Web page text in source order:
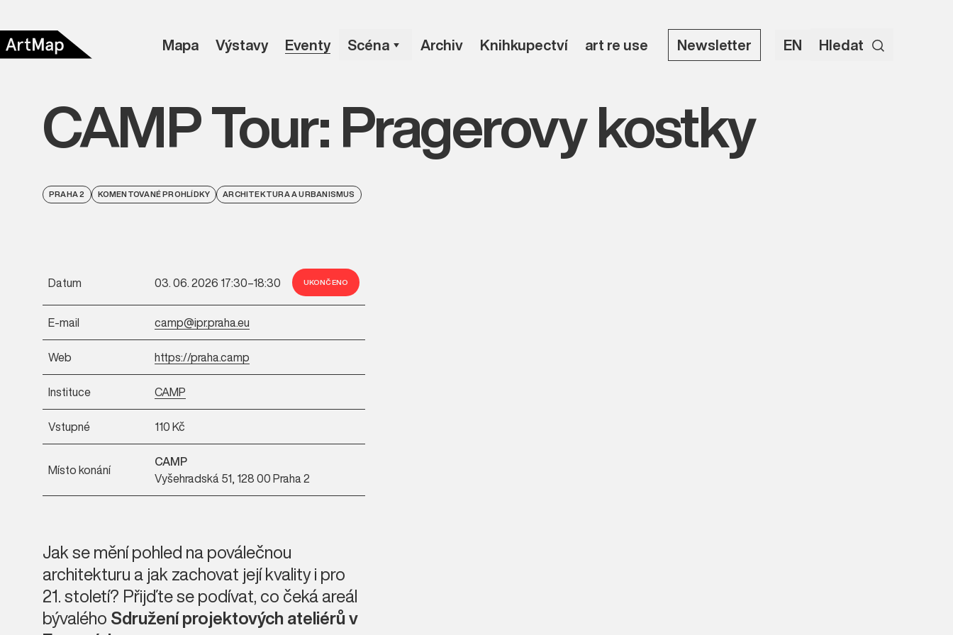
Mapa Výstavy Eventy Scéna Archiv Knihkupectví art re use Newsletter EN Hledat
CAMP Tour: Pragerovy kostky
PRAHA 2 KOMENTOVANÉ PROHLÍDKY ARCHITEKTURA A URBANISMUS
Datum 03. 06. 2026 17:30–18:30 UKONČENO
E-mail camp@ipr.praha.eu
Web https://praha.camp
Instituce CAMP
Vstupné 110 Kč
Místo konání
CAMP
Vyšehradská 51, 128 00 Praha 2
Jak se mění pohled na poválečnou
architekturu a jak zachovat její kvality i pro
21. století? Přijďte se podívat, co čeká areál
bývaléhoSdružení projektových ateliérů v